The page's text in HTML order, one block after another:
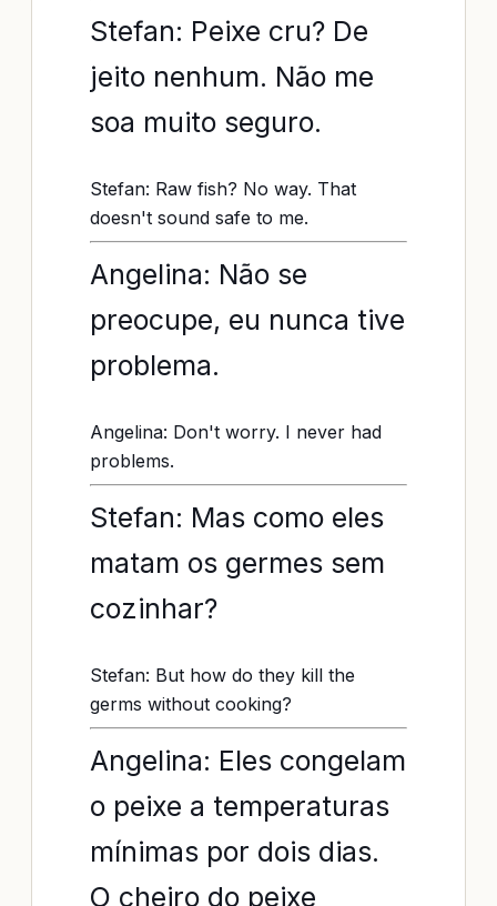
Stefan: Peixe cru? De
jeito nenhum. Não me
soa muito seguro.
Stefan: Raw fish? No way. That
doesn't sound safe to me.
Angelina: Não se
preocupe, eu nunca tive
problema.
Angelina: Don't worry. I never had
problems.
Stefan: Mas como eles
matam os germes sem
cozinhar?
Stefan: But how do they kill the
germs without cooking?
Angelina: Eles congelam
o peixe a temperaturas
mínimas por dois dias.
O cheiro do peixe